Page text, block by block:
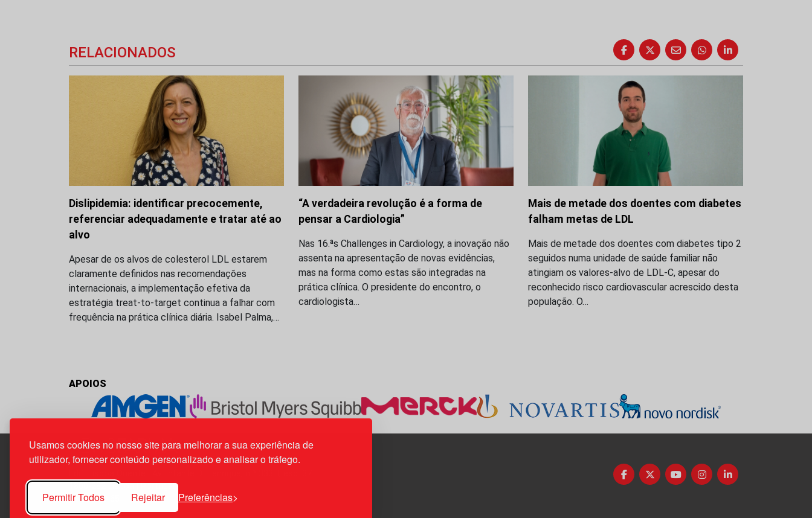
Usamos cookies no nosso site para melhorar a sua experiência de
utilizador, fornecer conteúdo personalizado e analisar o tráfego.
Permitir Todos Rejeitar Preferências
RELACIONADOS
Dislipidemia: identificar precocemente,
referenciar adequadamente e tratar até ao
alvo
Apesar de os alvos de colesterol LDL estarem
claramente definidos nas recomendações
internacionais, a implementação efetiva da
estratégia treat-to-target continua a falhar com
frequência na prática clínica diária. Isabel Palma,…
“A verdadeira revolução é a forma de
pensar a Cardiologia”
Nas 16.ªs Challenges in Cardiology, a inovação não
assenta na apresentação de novas evidências,
mas na forma como estas são integradas na
prática clínica. O presidente do encontro, o
cardiologista…
Mais de metade dos doentes com diabetes
falham metas de LDL
Mais de metade dos doentes com diabetes tipo 2
seguidos numa unidade de saúde familiar não
atingiam os valores-alvo de LDL-C, apesar do
reconhecido risco cardiovascular acrescido desta
população. O…
APOIOS
1800-282 Lisboa | Portugal
21 850 40 65